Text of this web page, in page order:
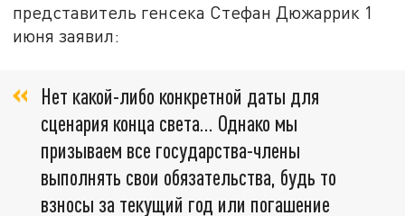
представитель генсека Стефан Дюжаррик 1
июня заявил:
Нет какой-либо конкретной даты для
сценария конца света… Однако мы
призываем все государства-члены
выполнять свои обязательства, будь то
взносы за текущий год или погашение